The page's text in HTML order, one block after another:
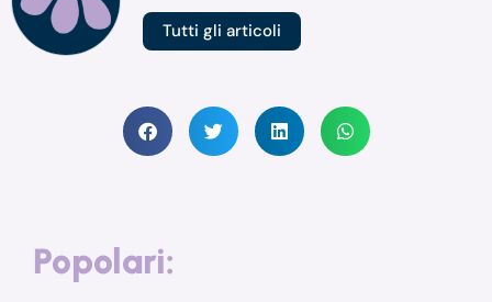
Tutti gli articoli
Popolari: